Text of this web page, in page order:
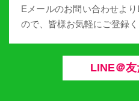
Eメールのお問い合わせよ
ので、皆様お気軽にご登録
LINE＠